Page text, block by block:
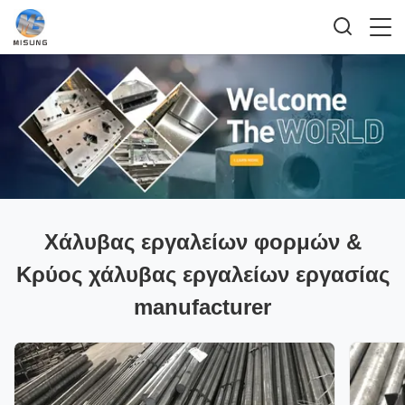
Χάλυβας εργαλείων φορμών &
Κρύος χάλυβας εργαλείων εργασίας
manufacturer